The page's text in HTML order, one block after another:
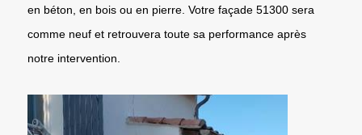
en béton, en bois ou en pierre. Votre façade 51300 sera
comme neuf et retrouvera toute sa performance après
notre intervention.